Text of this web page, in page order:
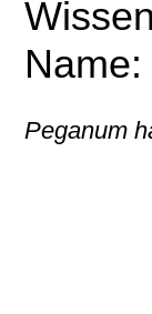
Name:
Peganum